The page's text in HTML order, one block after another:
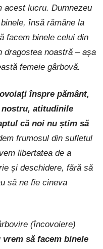
acest lucru. Dumnezeu
însă rămâne la
facem binele celui din
noastră – așa
femeie gârbovă.
înspre pământ,
atitudinile
că noi nu știm să
frumosul din sufletul
libertatea de a
și deschidere, fără să
să ne fie cineva
(încovoiere)
să facem binele